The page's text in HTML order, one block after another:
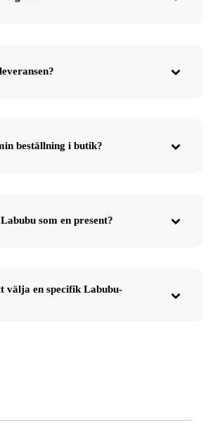
beställning i butik?
som en present?
välja en specifik Labubu-